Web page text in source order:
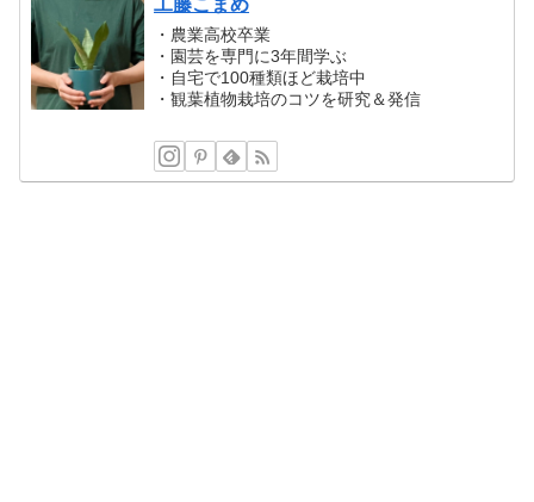
・農業高校卒業
・園芸を専門に3年間学ぶ
・自宅で100種類ほど栽培中
・観葉植物栽培のコツを研究＆発信